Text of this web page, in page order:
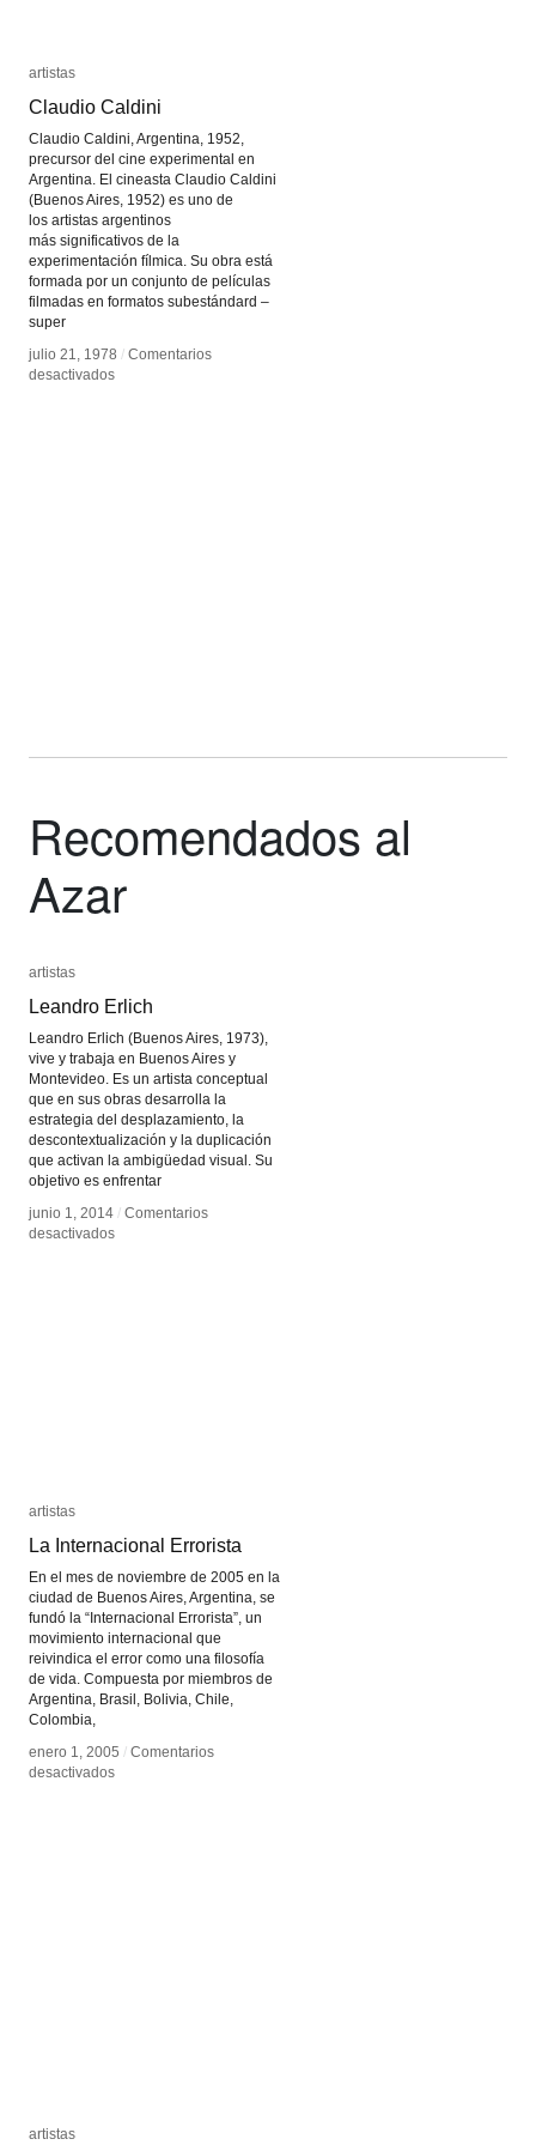
artistas
Claudio Caldini
Claudio Caldini, Argentina, 1952,
precursor del cine experimental en
Argentina. El cineasta Claudio Caldini
(Buenos Aires, 1952) es uno de
los artistas argentinos
más significativos de la
experimentación fílmica. Su obra está
formada por un conjunto de películas
filmadas en formatos subestándard –
super
julio 21, 1978 / Comentarios
desactivadosen
artistas
Claudio Caldini
julio 21, 1978 / Comentarios
desactivadosen
Recomendados al
Azar
artistas
Leandro Erlich
Leandro Erlich (Buenos Aires, 1973),
vive y trabaja en Buenos Aires y
Montevideo. Es un artista conceptual
que en sus obras desarrolla la
estrategia del desplazamiento, la
descontextualización y la duplicación
que activan la ambigüedad visual. Su
objetivo es enfrentar
junio 1, 2014 / Comentarios
desactivadosen
artistas
Leandro Erlich
junio 1, 2014 / Comentarios
desactivadosen
artistas
La Internacional Errorista
En el mes de noviembre de 2005 en la
ciudad de Buenos Aires, Argentina, se
fundó la “Internacional Errorista”, un
movimiento internacional que
reivindica el error como una filosofía
de vida. Compuesta por miembros de
Argentina, Brasil, Bolivia, Chile,
Colombia,
enero 1, 2005 / Comentarios
desactivadosen
artistas
La Internacional Errorista
enero 1, 2005 / Comentarios
desactivadosen
artistas
artistas